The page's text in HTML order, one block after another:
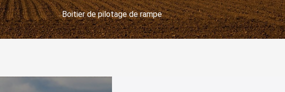
Boitier de pilotage de rampe